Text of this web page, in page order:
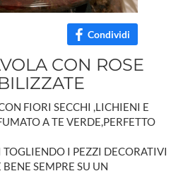
Condividi
CON ROSE
FIORI SECCHI ,LICHIENI E
A TE VERDE,PERFETTO
TOGLIENDO I PEZZI DECORATIVI
BENE SEMPRE SU UN